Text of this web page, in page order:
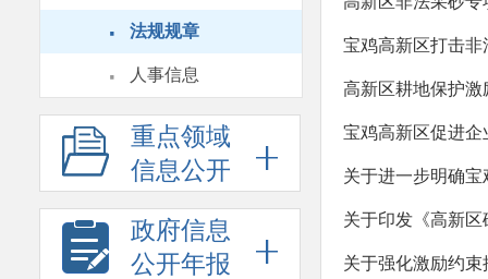
· 法规规章
· 人事信息
重点领域
信息公开
政府信息
公开年报
宝鸡高新区打击
高新区耕地保护激
宝鸡高新区促进
关于进一步明确
关于印发《高新
关于强化激励约